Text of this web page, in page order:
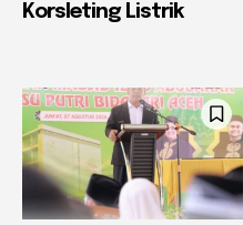
Korsleting Listrik